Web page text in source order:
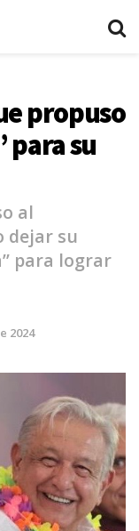
propuso
para su
al
dejar su
para lograr
2024